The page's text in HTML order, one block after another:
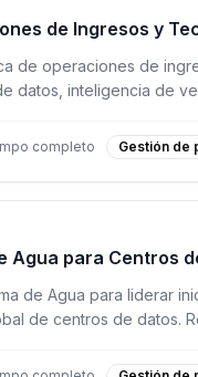
de Ingresos y
de operaciones de
datos, inteligencia de
completo Gestión de
Agua para Centros
de Agua para liderar
de centros de datos.